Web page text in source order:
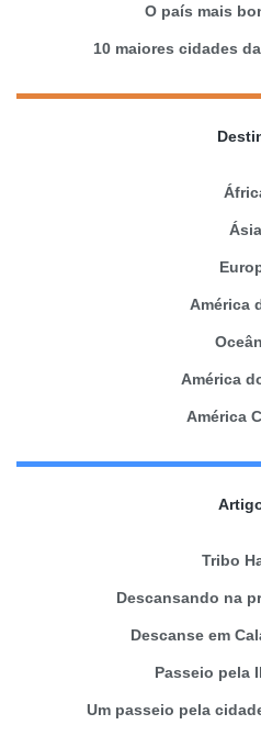
O país mais
10 maiores cidades
Ásia
América
América
América
Tribo
Descansando na
Descanse em
Passeio pela
Um passeio pela